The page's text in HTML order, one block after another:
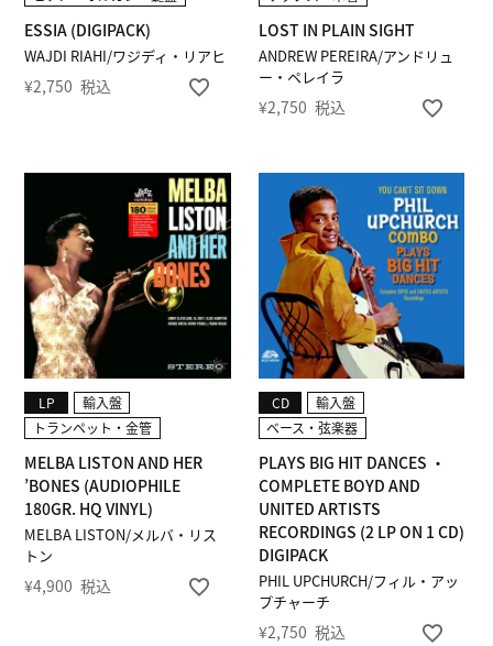
WAJDI RIAHI/ワジディ・リアヒ
ESSIA (DIGIPACK)
¥2,750 税込
ANDREW PEREIRA/アンドリュ
ー・ペレイラ
LOST IN PLAIN SIGHT
¥2,750 税込
MELBA LISTON/メルバ・リス
トン
MELBA LISTON AND HER
’BONES (AUDIOPHILE
180GR. HQ VINYL)
LP
輸入盤
トランペット・金管
¥4,900 税込
PHIL UPCHURCH/フィル・アッ
プチャーチ
PLAYS BIG HIT DANCES ・
COMPLETE BOYD AND
UNITED ARTISTS
RECORDINGS (2 LP ON 1 CD)
DIGIPACK
CD
輸入盤
ベース・弦楽器
¥2,750 税込